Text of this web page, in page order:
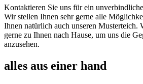
Kontaktieren Sie uns für ein
Wir stellen Ihnen sehr gerne alle
Ihnen natürlich auch unseren Musterteich.
gerne zu Ihnen nach Hause, um uns die
anzusehen.
alles aus einer hand